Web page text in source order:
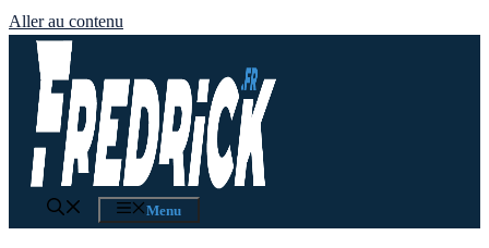
Aller au contenu
Menu